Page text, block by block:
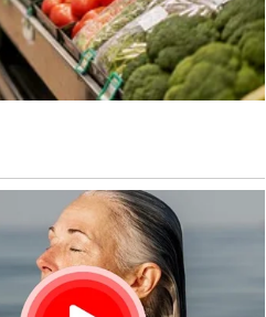
kako zaslužujete – Lav sada
kroz iskren razgovor, ili se
vidi vaše srce, a ne samo vašu